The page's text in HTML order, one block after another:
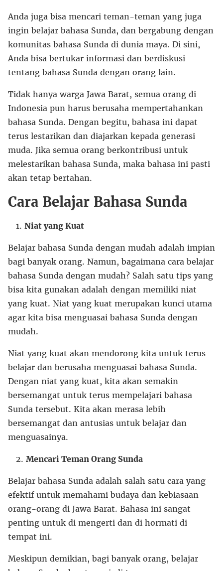
Anda juga bisa mencari teman-teman yang juga
ingin belajar bahasa Sunda, dan bergabung dengan
komunitas bahasa Sunda di dunia maya. Di sini,
Anda bisa bertukar informasi dan berdiskusi
tentang bahasa Sunda dengan orang lain.
Tidak hanya warga Jawa Barat, semua orang di
Indonesia pun harus berusaha mempertahankan
bahasa Sunda. Dengan begitu, bahasa ini dapat
terus lestarikan dan diajarkan kepada generasi
muda. Jika semua orang berkontribusi untuk
melestarikan bahasa Sunda, maka bahasa ini pasti
akan tetap bertahan.
Cara Belajar Bahasa Sunda
Niat yang Kuat
Belajar bahasa Sunda dengan mudah adalah impian
bagi banyak orang. Namun, bagaimana cara belajar
bahasa Sunda dengan mudah? Salah satu tips yang
bisa kita gunakan adalah dengan memiliki niat
yang kuat. Niat yang kuat merupakan kunci utama
agar kita bisa menguasai bahasa Sunda dengan
mudah.
Niat yang kuat akan mendorong kita untuk terus
belajar dan berusaha menguasai bahasa Sunda.
Dengan niat yang kuat, kita akan semakin
bersemangat untuk terus mempelajari bahasa
Sunda tersebut. Kita akan merasa lebih
bersemangat dan antusias untuk belajar dan
menguasainya.
Mencari Teman Orang Sunda
Belajar bahasa Sunda adalah salah satu cara yang
efektif untuk memahami budaya dan kebiasaan
orang-orang di Jawa Barat. Bahasa ini sangat
penting untuk di mengerti dan di hormati di
tempat ini.
Meskipun demikian, bagi banyak orang, belajar